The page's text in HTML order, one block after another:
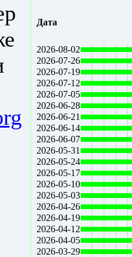
Дата
2026-08-02
2026-07-26
2026-07-19
2026-07-12
2026-07-05
2026-06-28
2026-06-21
2026-06-14
2026-06-07
2026-05-31
2026-05-24
2026-05-17
2026-05-10
2026-05-03
2026-04-26
2026-04-19
2026-04-12
2026-04-05
2026-03-29